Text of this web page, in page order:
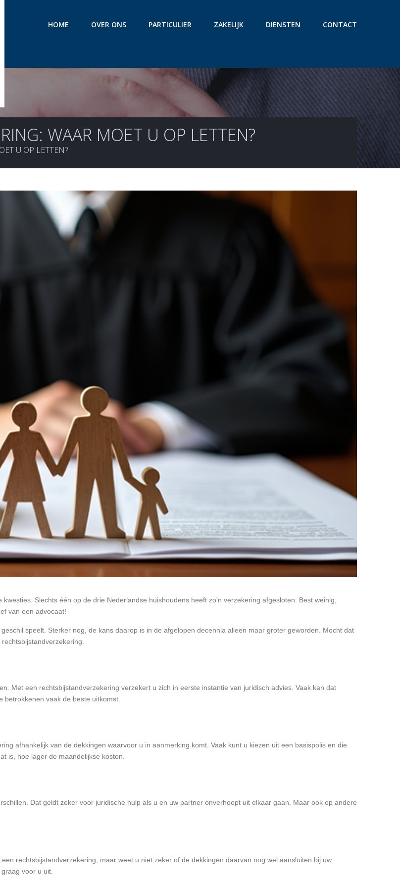
HOME OVER ONS PARTICULIER ZAKELIJK DIENSTEN CONTACT
WAAR MOET U OP LETTEN?
U OP LETTEN?
Slechts één op de drie Nederlandse huishoudens heeft zo'n verzekering afgesloten. Best weinig,
van een advocaat!
speelt. Sterker nog, de kans daarop is in de afgelopen decennia alleen maar groter geworden. Mocht dat
Met een rechtsbijstandverzekering verzekert u zich in eerste instantie van juridisch advies. Vaak kan dat
vaak de beste uitkomst.
afhankelijk van de dekkingen waarvoor u in aanmerking komt. Vaak kunt u kiezen uit een basispolis en die
is, hoe lager de maandelijkse kosten.
Dat geldt zeker voor juridische hulp als u en uw partner onverhoopt uit elkaar gaan. Maar ook op andere
rechtsbijstandverzekering, maar weet u niet zeker of de dekkingen daarvan nog wel aansluiten bij uw
voor u uit.